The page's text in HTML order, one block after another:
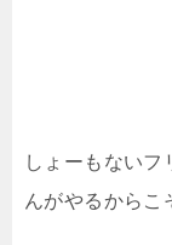
しょーもないフ
んがやるからこ